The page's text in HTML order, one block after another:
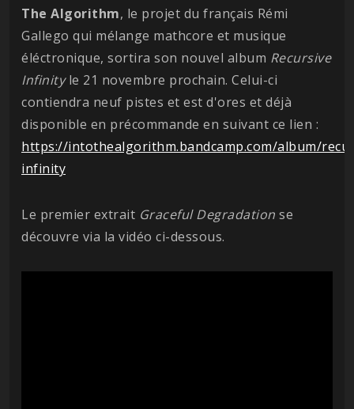
The Algorithm, le projet du français Rémi
Gallego qui mélange mathcore et musique
éléctronique, sortira son nouvel album Recursive
Infinityle 21 novembre prochain. Celui-ci
contiendra neuf pistes et est d'ores et déjà
disponible en précommande en suivant ce lien :
https://intothealgorithm.bandcamp.com/album/
infinity
Le premier extrait Graceful Degradation se
découvre via la vidéo ci-dessous.